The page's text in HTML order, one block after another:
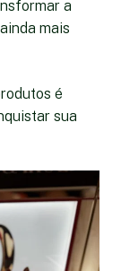
a
mais
é
sua